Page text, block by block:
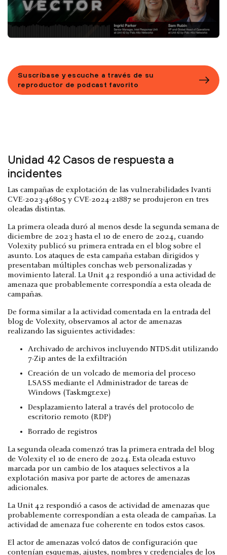
Suscríbase y escuche a través de su
reproductor de podcast favorito
Unidad 42 Casos de respuesta a
incidentes
Las campañas de explotación de las vulnerabilidades Ivanti
CVE-2023-46805 y CVE-2024-21887 se produjeron en tres
oleadas distintas.
La primera oleada duró al menos desde la segunda semana de
diciembre de 2023 hasta el 10 de enero de 2024, cuando
Volexity publicó su primera entrada en el blog sobre el
asunto. Los ataques de esta campaña estaban dirigidos y
presentaban múltiples conchas web personalizadas y
movimiento lateral. La Unit 42 respondió a una actividad de
amenaza que probablemente correspondía a esta oleada de
campañas.
De forma similar a la actividad comentada en la entrada del
blog de Volexity, observamos al actor de amenazas
realizando las siguientes actividades:
Archivado de archivos incluyendo NTDS.dit utilizando
7-Zip antes de la exfiltración
Creación de un volcado de memoria del proceso
LSASS mediante el Administrador de tareas de
Windows (Taskmgr.exe)
Desplazamiento lateral a través del protocolo de
escritorio remoto (RDP)
Borrado de registros
La segunda oleada comenzó tras la primera entrada del blog
de Volexity el 10 de enero de 2024. Esta oleada estuvo
marcada por un cambio de los ataques selectivos a la
explotación masiva por parte de actores de amenazas
adicionales.
La Unit 42 respondió a casos de actividad de amenazas que
probablemente correspondían a esta oleada de campañas. La
actividad de amenaza fue coherente en todos estos casos.
El actor de amenazas volcó datos de configuración que
contenían esquemas, ajustes, nombres y credenciales de los